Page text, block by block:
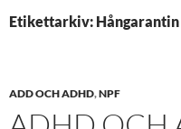
Etikettarkiv: Hångarantin
ADD OCH ADHD,NPF